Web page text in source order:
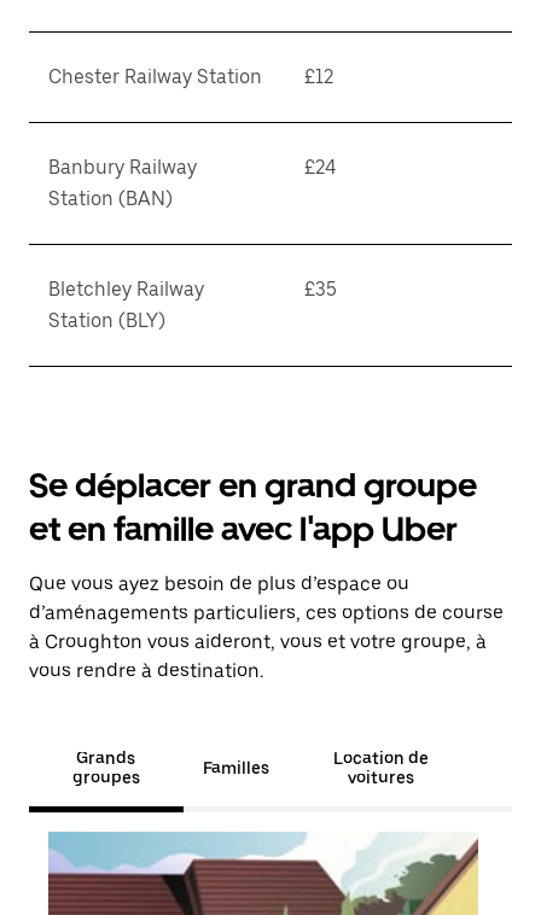
Chester Railway Station £12
Banbury Railway
Station (BAN)
£24
Bletchley Railway
Station (BLY)
£35
Se déplacer en grand groupe
et en famille avec l'app Uber
Que vous ayez besoin de plus d’espace ou
d’aménagements particuliers, ces options de course
à Croughton vous aideront, vous et votre groupe, à
vous rendre à destination.
Grands
groupes
Familles
Location de
voitures